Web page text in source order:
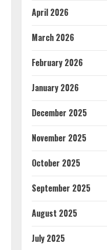
April 2026
March 2026
February 2026
January 2026
December 2025
November 2025
October 2025
September 2025
August 2025
July 2025